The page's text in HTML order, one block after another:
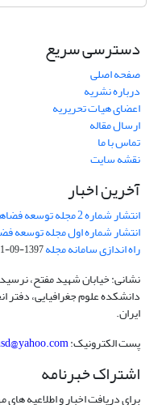
دسترسی سریع
صفحه اصلی
درباره نشریه
اعضای هیات تحریریه
ارسال مقاله
تماس با ما
نقشه سایت
آخرین اخبار
انتشار شماره 2 مجله توسعه فضاهای پیراشهری
انتشار شماره اول مجله توسعه
راه اندازی سامانه مجله1397-09-11
نشانی: خیابان شهید مفتح،
دانشکده علوم جغرافیایی، دفتر
ایران.
پست الکترونیک:
اشتراک خبرنامه
برای دریافت اخبار و اطلاعیه